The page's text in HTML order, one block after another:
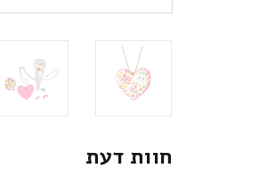
חוות דעת